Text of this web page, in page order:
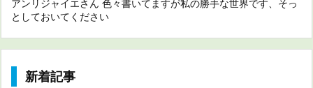
アンリジャイエさん 色々書いてますが私の勝手な世界です、そっ
としておいてください
新着記事